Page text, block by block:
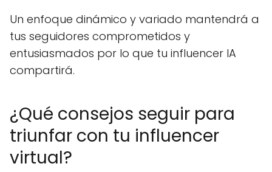
Un enfoque dinámico y variado mantendrá a
tus seguidores comprometidos y
entusiasmados por lo que tu influencer IA
compartirá.
¿Qué consejos seguir para
triunfar con tu influencer
virtual?